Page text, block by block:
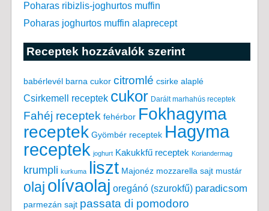
Poharas ribizlis-joghurtos muffin
Poharas joghurtos muffin alaprecept
Receptek hozzávalók szerint
babérlevél barna cukor citromlé csirke alaplé
Csirkemell receptek cukor Darált marhahús receptek
Fahéj receptek fehérbor Fokhagyma
receptek Gyömbér receptek Hagyma
receptek joghurt Kakukkfű receptek Koriandermag
krumpli kurkuma liszt Majonéz mozzarella sajt mustár
olaj olívaolaj oregánó (szurokfű) paradicsom
parmezán sajt passata di pomodoro